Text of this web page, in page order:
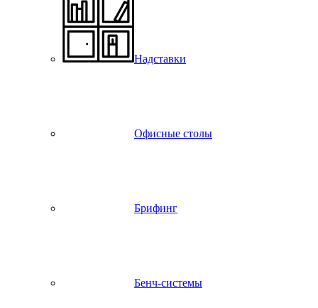
Надставки
Офисные столы
Брифинг
Бенч-системы